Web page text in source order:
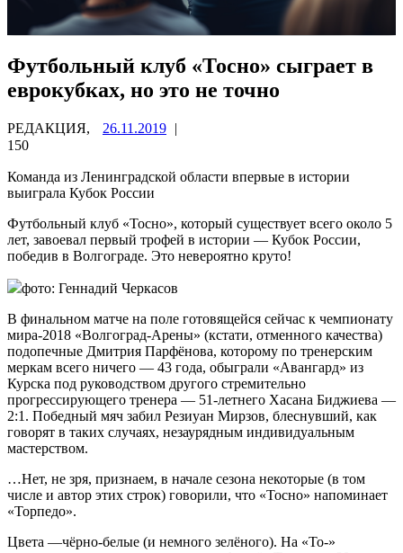
Футбольный клуб «Тосно» сыграет в
еврокубках, но это не точно
РЕДАКЦИЯ, 26.11.2019 |
150
Команда из Ленинградской области впервые в истории
выиграла Кубок России
Футбольный клуб «Тосно», который существует всего около 5
лет, завоевал первый трофей в истории — Кубок России,
победив в Волгограде. Это невероятно круто!
фото: Геннадий Черкасов
В финальном матче на поле готовящейся сейчас к чемпионату
мира-2018 «Волгоград-Арены» (кстати, отменного качества)
подопечные Дмитрия Парфёнова, которому по тренерским
меркам всего ничего — 43 года, обыграли «Авангард» из
Курска под руководством другого стремительно
прогрессирующего тренера — 51-летнего Хасана Биджиева —
2:1. Победный мяч забил Резиуан Мирзов, блеснувший, как
говорят в таких случаях, незаурядным индивидуальным
мастерством.
…Нет, не зря, признаем, в начале сезона некоторые (в том
числе и автор этих строк) говорили, что «Тосно» напоминает
«Торпедо».
Цвета —чёрно-белые (и немного зелёного). На «То-»